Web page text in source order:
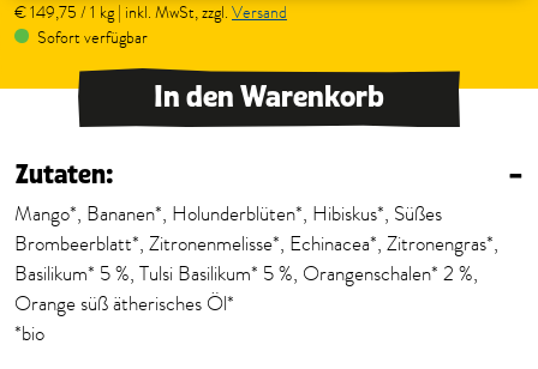
€ 149,75 / 1 kg | inkl. MwSt, zzgl. Versand
Sofort verfügbar
In den Warenkorb
Zutaten: –
Mango*, Bananen*, Holunderblüten*, Hibiskus*, Süßes
Brombeerblatt*, Zitronenmelisse*, Echinacea*, Zitronengras*,
Basilikum* 5 %, Tulsi Basilikum* 5 %, Orangenschalen* 2 %,
Orange süß ätherisches Öl*
*bio